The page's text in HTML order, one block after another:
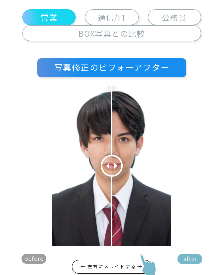
営業 通信/IT
公務員
BOX写真との比較
写真修正のビフォーアフター
← 左右にスライドする →